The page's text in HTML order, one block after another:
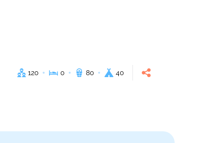
120 0 80 40